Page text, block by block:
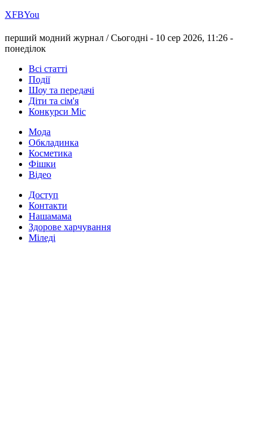
ХFBYou
перший модний журнал /Сьогодні - 10 сер 2026, 11:26 -
понеділок
Всі статті
Події
Шоу та передачі
Діти та сім'я
Конкурси Міс
Мода
Обкладинка
Косметика
Фішки
Відео
Доступ
Контакти
Нашамама
Здорове харчування
Міледі